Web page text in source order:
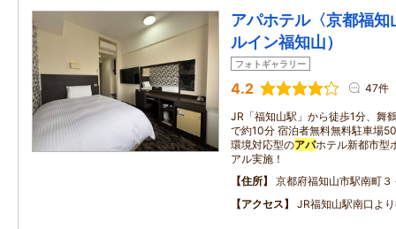
アパホテル〈京都福
ルイン福知山）
フォトギャラリー
4.2 47件
JR「福知山駅」から徒歩1分、舞
で約10分 宿泊者無料無料駐車場
環境対応型のアパホテル新都市型
アル実施！
住所
京都府福知山市駅南町３
アクセス
JR福知山駅南口よ